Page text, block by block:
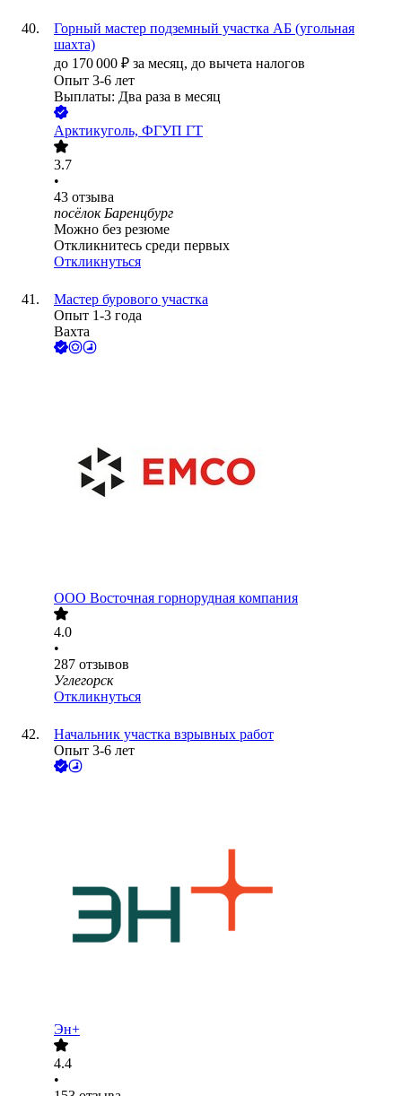
Горный мастер подземный участка АБ (угольная
шахта)
до 170 000 ₽ за месяц, до вычета налогов
Опыт 3-6 лет
Выплаты: Два раза в месяц
Арктикуголь, ФГУП ГТ
3.7
•
43 отзыва
посёлок Баренцбург
Можно без резюме
Откликнитесь среди первых
Откликнуться
Мастер бурового участка
Опыт 1-3 года
Вахта
ООО Восточная горнорудная компания
4.0
•
287 отзывов
Углегорск
Откликнуться
Начальник участка взрывных работ
Опыт 3-6 лет
Эн+
4.4
•